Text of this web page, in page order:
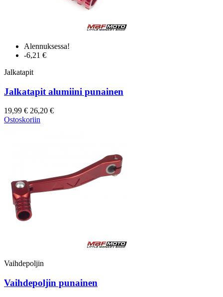
Alennuksessa!
-6,21 €
Jalkatapit
Jalkatapit alumiini punainen
19,99 € 26,20 €
Ostoskoriin
Vaihdepoljin
Vaihdepoljin punainen